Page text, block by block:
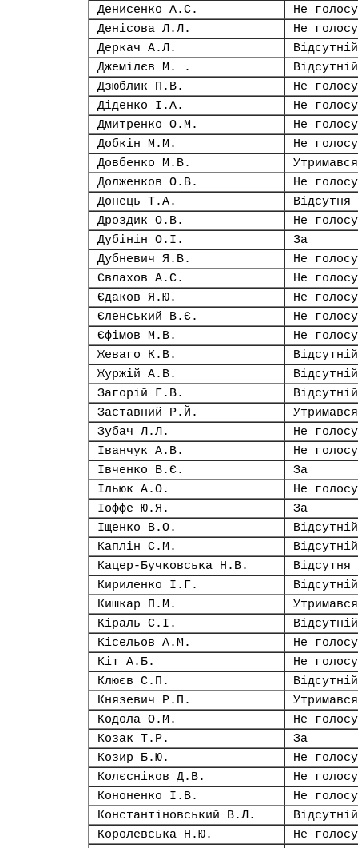
Денисенко А.С.
Не
Денісова Л.Л.
Не
Деркач А.Л.
Відсутній
Джемілєв М. .
Відсутній
Дзюблик П.В.
Не
Діденко І.А.
Не
Дмитренко О.М.
Не
Добкін М.М.
Не
Довбенко М.В.
Утримався
Долженков О.В.
Не
Донець Т.А.
Відсутня
Дроздик О.В.
Не
Дубінін О.І.
За
Дубневич Я.В.
Не
Євлахов А.С.
Не
Єдаков Я.Ю.
Не
Єленський В.Є.
Не
Єфімов М.В.
Не
Жеваго К.В.
Відсутній
Журжій А.В.
Відсутній
Загорій Г.В.
Відсутній
Заставний Р.Й.
Утримався
Зубач Л.Л.
Не
Іванчук А.В.
Не
Івченко В.Є.
За
Ільюк А.О.
Не
Іоффе Ю.Я.
За
Іщенко В.О.
Відсутній
Каплін С.М.
Відсутній
Кацер-Бучковська Н.В.
Відсутня
Кириленко І.Г.
Відсутній
Кишкар П.М.
Утримався
Кіраль С.І.
Відсутній
Кісельов А.М.
Не
Кіт А.Б.
Не
Клюєв С.П.
Відсутній
Князевич Р.П.
Утримався
Кодола О.М.
Не
Козак Т.Р.
За
Козир Б.Ю.
Не
Колєсніков Д.В.
Не
Кононенко І.В.
Не
Константіновський В.Л.
Відсутній
Королевська Н.Ю.
Не